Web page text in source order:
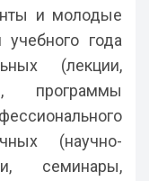
и молодые
года
(лекции,
программы
(научно-
семинары,